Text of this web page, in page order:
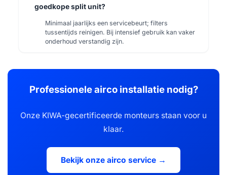
goedkope split unit?
Minimaal jaarlijks een servicebeurt; filters
tussentijds reinigen. Bij intensief gebruik kan vaker
onderhoud verstandig zijn.
Professionele airco installatie nodig?
Onze KIWA-gecertificeerde monteurs staan voor u
klaar.
Bekijk onze airco service →